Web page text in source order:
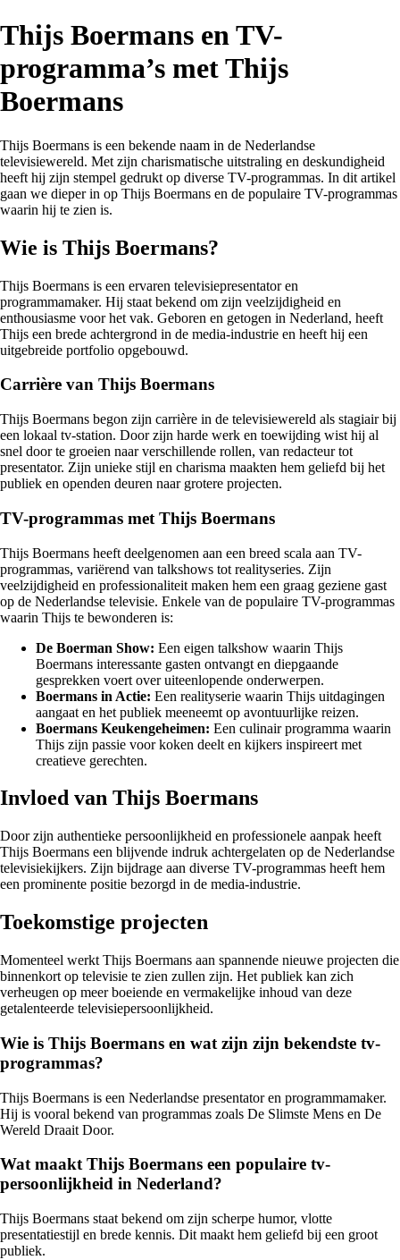
Thijs Boermans en TV-
programma’s met Thijs
Boermans
Thijs Boermans is een bekende naam in de Nederlandse
televisiewereld. Met zijn charismatische uitstraling en deskundigheid
heeft hij zijn stempel gedrukt op diverse TV-programmas. In dit artikel
gaan we dieper in op Thijs Boermans en de populaire TV-programmas
waarin hij te zien is.
Wie is Thijs Boermans?
Thijs Boermans is een ervaren televisiepresentator en
programmamaker. Hij staat bekend om zijn veelzijdigheid en
enthousiasme voor het vak. Geboren en getogen in Nederland, heeft
Thijs een brede achtergrond in de media-industrie en heeft hij een
uitgebreide portfolio opgebouwd.
Carrière van Thijs Boermans
Thijs Boermans begon zijn carrière in de televisiewereld als stagiair bij
een lokaal tv-station. Door zijn harde werk en toewijding wist hij al
snel door te groeien naar verschillende rollen, van redacteur tot
presentator. Zijn unieke stijl en charisma maakten hem geliefd bij het
publiek en openden deuren naar grotere projecten.
TV-programmas met Thijs Boermans
Thijs Boermans heeft deelgenomen aan een breed scala aan TV-
programmas, variërend van talkshows tot realityseries. Zijn
veelzijdigheid en professionaliteit maken hem een graag geziene gast
op de Nederlandse televisie. Enkele van de populaire TV-programmas
waarin Thijs te bewonderen is:
De Boerman Show: Een eigen talkshow waarin Thijs
Boermans interessante gasten ontvangt en diepgaande
gesprekken voert over uiteenlopende onderwerpen.
Boermans in Actie: Een realityserie waarin Thijs uitdagingen
aangaat en het publiek meeneemt op avontuurlijke reizen.
Boermans Keukengeheimen: Een culinair programma waarin
Thijs zijn passie voor koken deelt en kijkers inspireert met
creatieve gerechten.
Invloed van Thijs Boermans
Door zijn authentieke persoonlijkheid en professionele aanpak heeft
Thijs Boermans een blijvende indruk achtergelaten op de Nederlandse
televisiekijkers. Zijn bijdrage aan diverse TV-programmas heeft hem
een prominente positie bezorgd in de media-industrie.
Toekomstige projecten
Momenteel werkt Thijs Boermans aan spannende nieuwe projecten die
binnenkort op televisie te zien zullen zijn. Het publiek kan zich
verheugen op meer boeiende en vermakelijke inhoud van deze
getalenteerde televisiepersoonlijkheid.
Wie is Thijs Boermans en wat zijn zijn bekendste tv-
programmas?
Thijs Boermans is een Nederlandse presentator en programmamaker.
Hij is vooral bekend van programmas zoals De Slimste Mens en De
Wereld Draait Door.
Wat maakt Thijs Boermans een populaire tv-
persoonlijkheid in Nederland?
Thijs Boermans staat bekend om zijn scherpe humor, vlotte
presentatiestijl en brede kennis. Dit maakt hem geliefd bij een groot
publiek.